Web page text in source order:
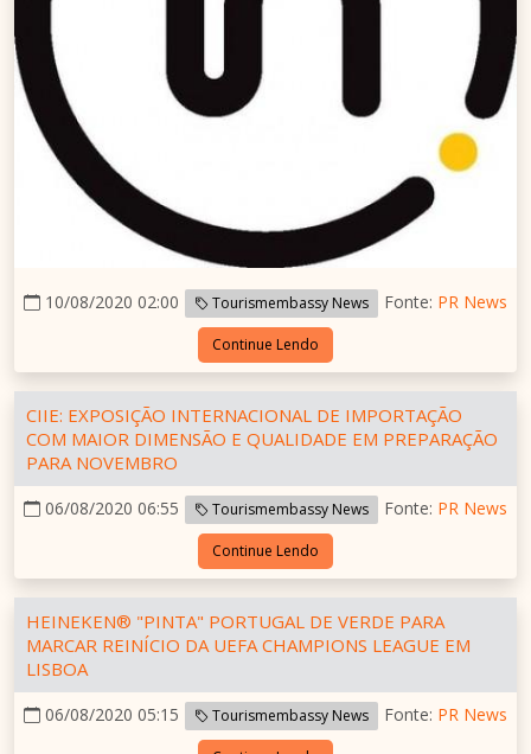
10/08/2020 02:00 Tourismembassy News Fonte: PR News
Continue Lendo
CIIE: EXPOSIÇÃO INTERNACIONAL DE IMPORTAÇÃO
COM MAIOR DIMENSÃO E QUALIDADE EM PREPARAÇÃO
PARA NOVEMBRO
06/08/2020 06:55 Tourismembassy News Fonte: PR News
Continue Lendo
HEINEKEN® "PINTA" PORTUGAL DE VERDE PARA
MARCAR REINÍCIO DA UEFA CHAMPIONS LEAGUE EM
LISBOA
06/08/2020 05:15 Tourismembassy News Fonte: PR News